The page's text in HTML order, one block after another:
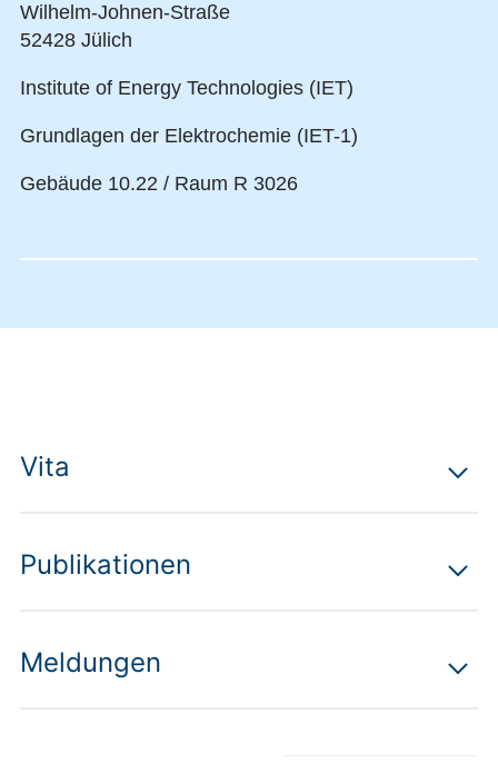
Wilhelm-Johnen-Straße
52428 Jülich
Institute of Energy Technologies (IET)
Grundlagen der Elektrochemie (IET-1)
Gebäude 10.22 / Raum R 3026
Vita
Publikationen
Meldungen